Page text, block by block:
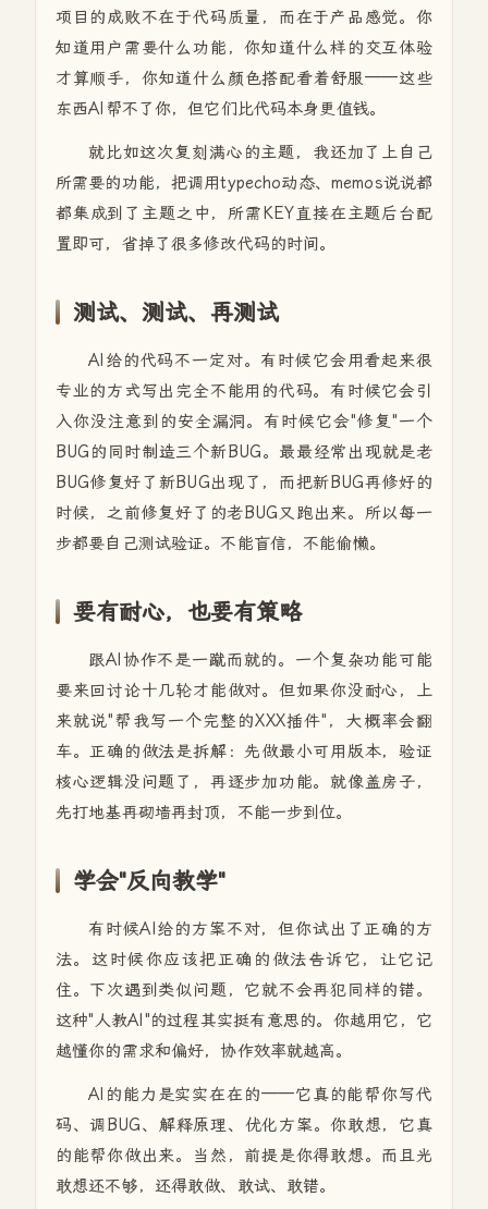
项目的成败不在于代码质量，而在于产品感觉。你
知道用户需要什么功能，你知道什么样的交互体验
才算顺手，你知道什么颜色搭配看着舒服——这些
东西AI帮不了你，但它们比代码本身更值钱。
就比如这次复刻满心的主题，我还加了上自己
所需要的功能，把调用typecho动态、memos说说都
都集成到了主题之中，所需KEY直接在主题后台配
置即可，省掉了很多修改代码的时间。
测试、测试、再测试
AI给的代码不一定对。有时候它会用看起来很
专业的方式写出完全不能用的代码。有时候它会引
入你没注意到的安全漏洞。有时候它会"修复"一个
BUG的同时制造三个新BUG。最最经常出现就是老
BUG修复好了新BUG出现了，而把新BUG再修好的
时候，之前修复好了的老BUG又跑出来。所以每一
步都要自己测试验证。不能盲信，不能偷懒。
要有耐心，也要有策略
跟AI协作不是一蹴而就的。一个复杂功能可能
要来回讨论十几轮才能做对。但如果你没耐心，上
来就说"帮我写一个完整的XXX插件"，大概率会翻
车。正确的做法是拆解：先做最小可用版本，验证
核心逻辑没问题了，再逐步加功能。就像盖房子，
先打地基再砌墙再封顶，不能一步到位。
学会"反向教学"
有时候AI给的方案不对，但你试出了正确的方
法。这时候你应该把正确的做法告诉它，让它记
住。下次遇到类似问题，它就不会再犯同样的错。
这种"人教AI"的过程其实挺有意思的。你越用它，它
越懂你的需求和偏好，协作效率就越高。
AI的能力是实实在在的——它真的能帮你写代
码、调BUG、解释原理、优化方案。你敢想，它真
的能帮你做出来。当然，前提是你得敢想。而且光
敢想还不够，还得敢做、敢试、敢错。